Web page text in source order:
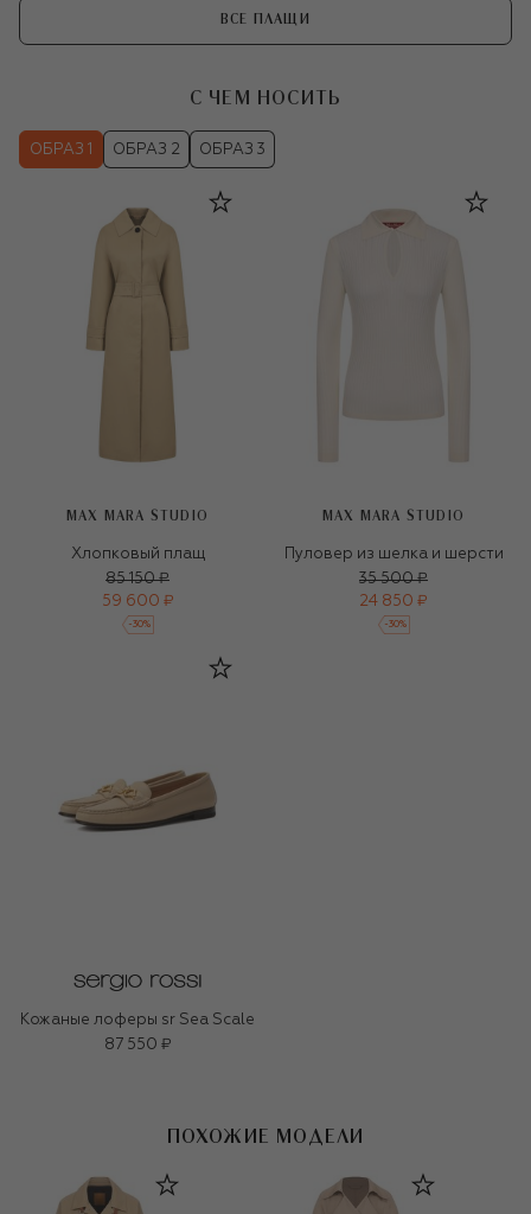
ВСЕ ПЛАЩИ
С ЧЕМ НОСИТЬ
ОБРАЗ 1 ОБРАЗ 2 ОБРАЗ 3
MAX MARA STUDIO
Хлопковый плащ
85 150 ₽
59 600 ₽
-30%
MAX MARA STUDIO
Пуловер из шелка и шерсти
35 500 ₽
24 850 ₽
-30%
Кожаные лоферы sr Sea Scale
87 550 ₽
ПОХОЖИЕ МОДЕЛИ